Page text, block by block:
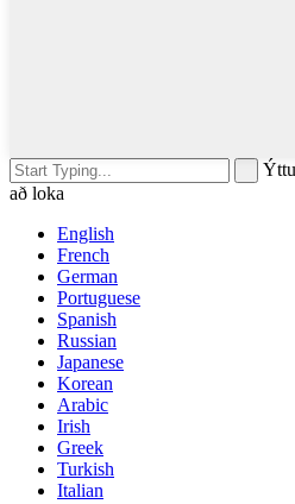
að loka
English
French
German
Portuguese
Spanish
Russian
Japanese
Korean
Arabic
Irish
Greek
Turkish
Italian